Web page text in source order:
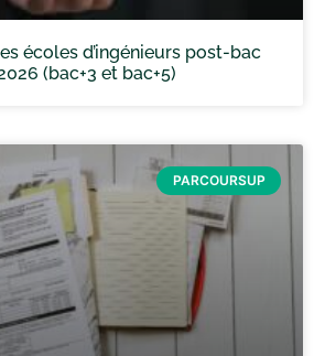
écoles d’ingénieurs post-bac
(bac+3 et bac+5)
PARCOURSUP